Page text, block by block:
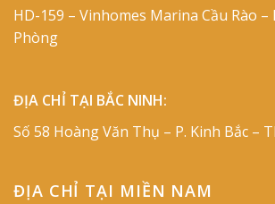
HD-159 – Vinhomes Marina Cầu Rào –
Phòng
ĐỊA CHỈ TẠI BẮC NINH:
Số 58 Hoàng Văn Thụ – P. Kinh Bắc –
ĐỊA CHỈ TẠI MIỀN NAM